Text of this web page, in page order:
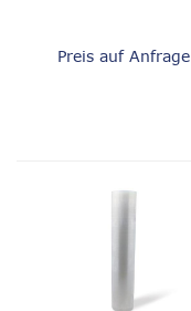
Preis auf Anfrage